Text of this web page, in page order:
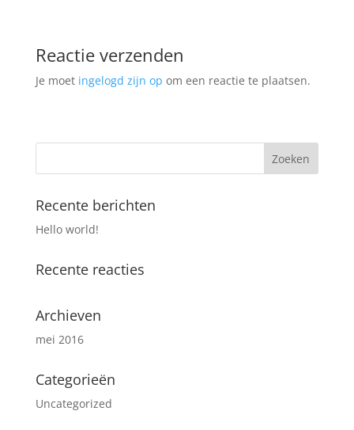
Reactie verzenden
Je moet ingelogd zijn op om een reactie te plaatsen.
Recente berichten
Hello world!
Recente reacties
Archieven
mei 2016
Categorieën
Uncategorized